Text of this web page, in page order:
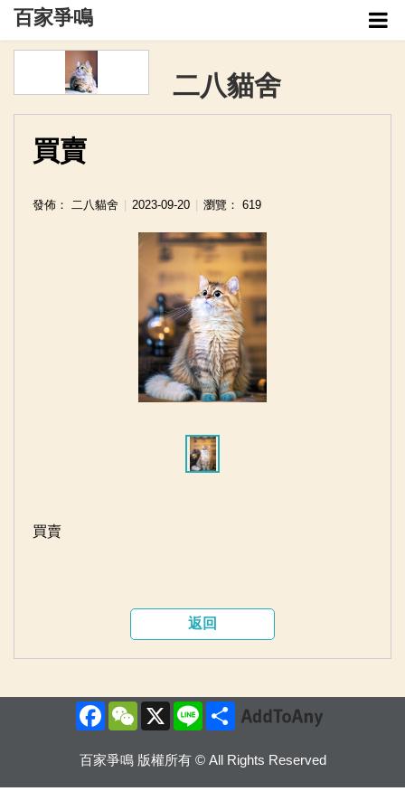
百家爭鳴
管理介面
企業列表
二八貓舍
買賣
發佈： 二八貓舍 2023-09-20 瀏覽： 619
買賣
返回
Facebook
WeChat
X Line Share
百家爭鳴 版權所有 © All Rights Reserved